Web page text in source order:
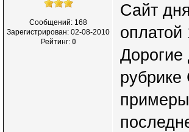
Сообщений: 168
Зарегистрирован: 02-08-2010
Рейтинг: 0
Сайт
оплатой
Дорогие
примеры